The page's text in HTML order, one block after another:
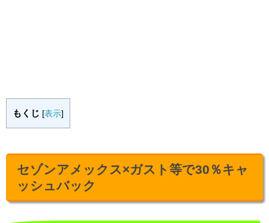
もくじ [表示]
セゾンアメックス×ガスト等で30％キャ
ッシュバック